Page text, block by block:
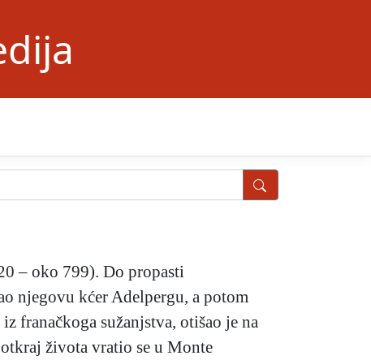
– oko 799). Do propasti
njegovu kćer Adelpergu, a potom
franačkoga sužanjstva, otišao je na
života vratio se u Monte